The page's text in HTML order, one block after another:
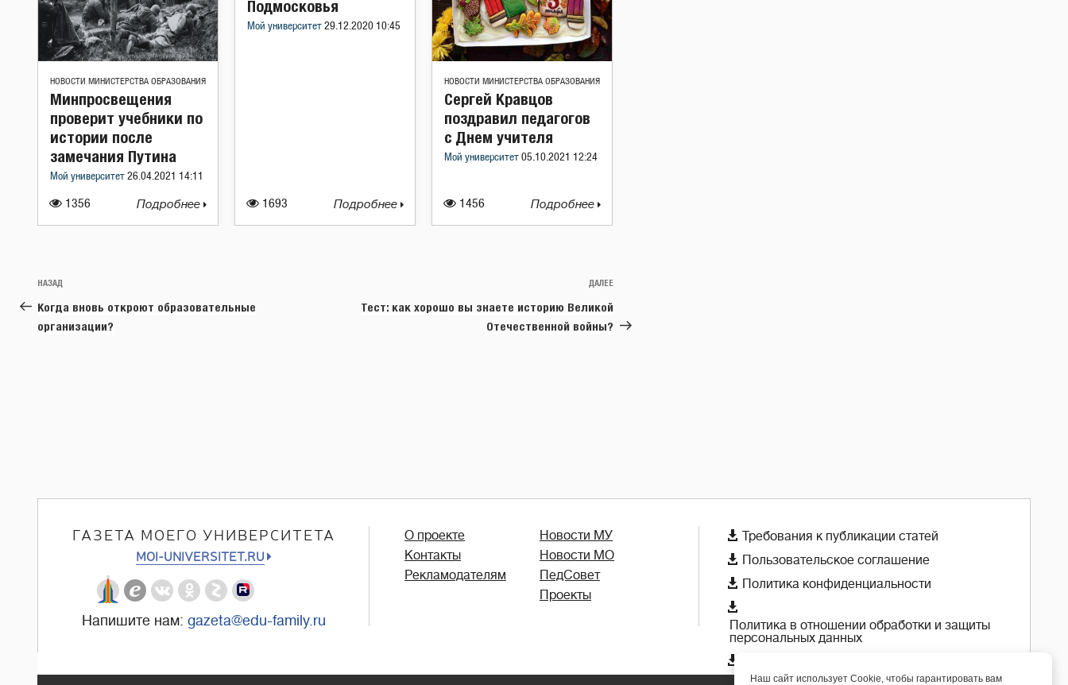
НОВОСТИ МИНИСТЕРСТВА ОБРАЗОВАНИЯ
1356
Минпросвещения
проверит учебники по
истории после
замечания Путина
Мой университет 26.04.2021 14:11
Подробнее 1693
Подмосковья
Мой университет 29.12.2020 10:45
Подробнее
НОВОСТИ МИНИСТЕРСТВА ОБРАЗОВАНИЯ
1456
Сергей Кравцов
поздравил педагогов
с Днем учителя
Мой университет 05.10.2021 12:24
Подробнее
Навигация
по
записям
Предыдущая
запись:
НАЗАД
Когда вновь откроют образовательные
организации?
Следующая
ДАЛЕЕ
Тест: как хорошо вы знаете историю Великой
Отечественной войны?
ГАЗЕТА МОЕГО УНИВЕРСИТЕТА
MOI-UNIVERSITET.RU
Напишите нам: gazeta@edu-family.ru
О проекте
Контакты
Рекламодателям
Новости МУ
Новости МО
ПедСовет
Проекты
 Требования к публикации статей
 Пользовательское соглашение
 Политика конфиденциальности

Политика в отношении обработки и защиты
персональных данных

Наш сайт использует Cookie, чтобы гарантировать вам